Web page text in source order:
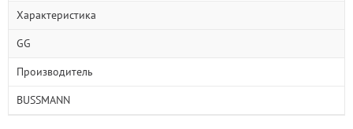
Характеристика
GG
Производитель
BUSSMANN